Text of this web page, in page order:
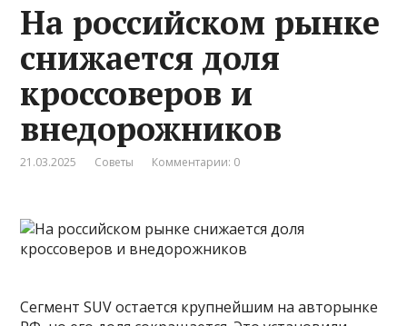
На российском рынке
снижается доля
кроссоверов и
внедорожников
21.03.2025 Советы Комментарии: 0
Сегмент SUV остается крупнейшим на авторынке